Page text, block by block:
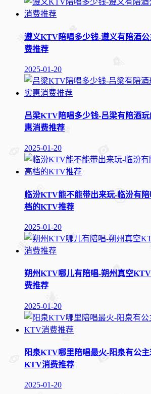
遵义KTV陪唱多少钱-遵义有陪酒
费推荐
2025-01-20
吕梁KTV陪唱多少钱-吕梁有陪酒
惠消费推荐
2025-01-20
临汾KTV能不能带出来玩-临汾有
档的KTV推荐
2025-01-20
朔州KTV哪儿有陪唱-朔州真空
费推荐
2025-01-20
阳泉KTV哪里陪唱最火-阳泉有公
KTV消费推荐
2025-01-20